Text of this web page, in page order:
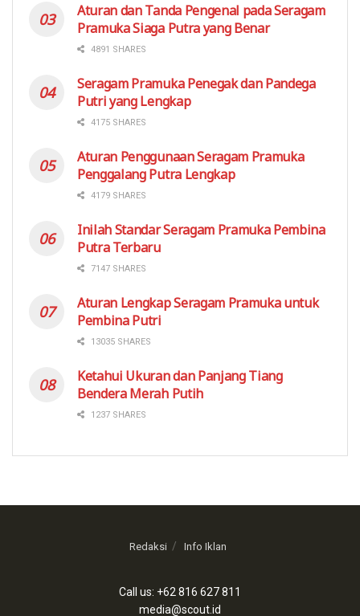
Aturan dan Tanda Pengenal pada Seragam
Pramuka Siaga Putra yang Benar
4891 SHARES
Seragam Pramuka Penegak dan Pandega
Putri yang Lengkap
4175 SHARES
Aturan Penggunaan Seragam Pramuka
Penggalang Putra Lengkap
4179 SHARES
Inilah Standar Seragam Pramuka Pembina
Putra Terbaru
7147 SHARES
Aturan Lengkap Seragam Pramuka untuk
Pembina Putri
13035 SHARES
Ketahui Ukuran dan Panjang Tiang
Bendera Merah Putih
1237 SHARES
Redaksi Info Iklan
Call us: +62 816 627 811
media@scout.id